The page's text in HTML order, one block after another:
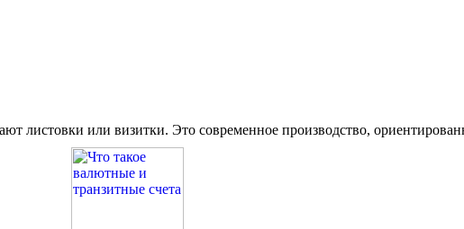
листовки или визитки. Это современное производство,